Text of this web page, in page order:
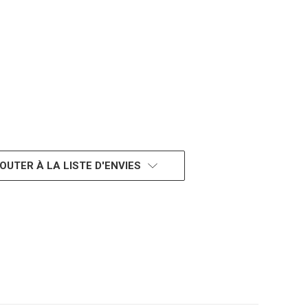
À LA LISTE D'ENVIES